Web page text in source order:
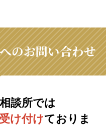
のお問い合わせ
談所では
け付けておりま